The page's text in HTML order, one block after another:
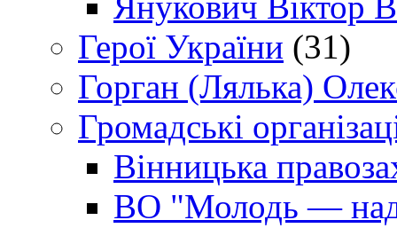
Герої України (31)
Горган (Лялька)
Громадські
Вінницька
ВО "Молодь —